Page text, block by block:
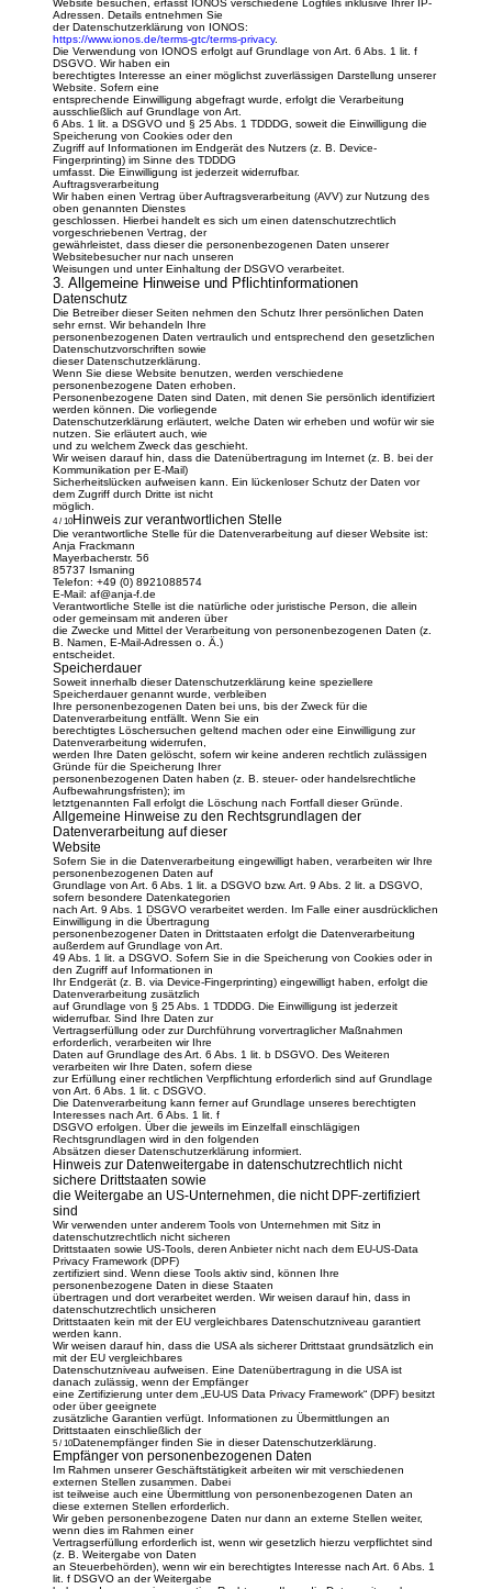
Website besuchen, erfasst IONOS verschiedene Logfiles inklusive Ihrer IP-
Adressen. Details entnehmen Sie
der Datenschutzerklärung von IONOS:
https://www.ionos.de/terms-gtc/terms-privacy.
Die Verwendung von IONOS erfolgt auf Grundlage von Art. 6 Abs. 1 lit. f
DSGVO. Wir haben ein
berechtigtes Interesse an einer möglichst zuverlässigen Darstellung unserer
Website. Sofern eine
entsprechende Einwilligung abgefragt wurde, erfolgt die Verarbeitung
ausschließlich auf Grundlage von Art.
6 Abs. 1 lit. a DSGVO und § 25 Abs. 1 TDDDG, soweit die Einwilligung die
Speicherung von Cookies oder den
Zugriff auf Informationen im Endgerät des Nutzers (z. B. Device-
Fingerprinting) im Sinne des TDDDG
umfasst. Die Einwilligung ist jederzeit widerrufbar.
Auftragsverarbeitung
Wir haben einen Vertrag über Auftragsverarbeitung (AVV) zur Nutzung des
oben genannten Dienstes
geschlossen. Hierbei handelt es sich um einen datenschutzrechtlich
vorgeschriebenen Vertrag, der
gewährleistet, dass dieser die personenbezogenen Daten unserer
Websitebesucher nur nach unseren
Weisungen und unter Einhaltung der DSGVO verarbeitet.
3. Allgemeine Hinweise und Pflichtinformationen
Datenschutz
Die Betreiber dieser Seiten nehmen den Schutz Ihrer persönlichen Daten
sehr ernst. Wir behandeln Ihre
personenbezogenen Daten vertraulich und entsprechend den gesetzlichen
Datenschutzvorschriften sowie
dieser Datenschutzerklärung.
Wenn Sie diese Website benutzen, werden verschiedene
personenbezogene Daten erhoben.
Personenbezogene Daten sind Daten, mit denen Sie persönlich identifiziert
werden können. Die vorliegende
Datenschutzerklärung erläutert, welche Daten wir erheben und wofür wir sie
nutzen. Sie erläutert auch, wie
und zu welchem Zweck das geschieht.
Wir weisen darauf hin, dass die Datenübertragung im Internet (z. B. bei der
Kommunikation per E-Mail)
Sicherheitslücken aufweisen kann. Ein lückenloser Schutz der Daten vor
dem Zugriff durch Dritte ist nicht
möglich.
4 / 10Hinweis zur verantwortlichen Stelle
Die verantwortliche Stelle für die Datenverarbeitung auf dieser Website ist:
Anja Frackmann
Mayerbacherstr. 56
85737 Ismaning
Telefon: +49 (0) 8921088574
E-Mail: af@anja-f.de
Verantwortliche Stelle ist die natürliche oder juristische Person, die allein
oder gemeinsam mit anderen über
die Zwecke und Mittel der Verarbeitung von personenbezogenen Daten (z.
B. Namen, E-Mail-Adressen o. Ä.)
entscheidet.
Speicherdauer
Soweit innerhalb dieser Datenschutzerklärung keine speziellere
Speicherdauer genannt wurde, verbleiben
Ihre personenbezogenen Daten bei uns, bis der Zweck für die
Datenverarbeitung entfällt. Wenn Sie ein
berechtigtes Löschersuchen geltend machen oder eine Einwilligung zur
Datenverarbeitung widerrufen,
werden Ihre Daten gelöscht, sofern wir keine anderen rechtlich zulässigen
Gründe für die Speicherung Ihrer
personenbezogenen Daten haben (z. B. steuer- oder handelsrechtliche
Aufbewahrungsfristen); im
letztgenannten Fall erfolgt die Löschung nach Fortfall dieser Gründe.
Allgemeine Hinweise zu den Rechtsgrundlagen der
Datenverarbeitung auf dieser
Website
Sofern Sie in die Datenverarbeitung eingewilligt haben, verarbeiten wir Ihre
personenbezogenen Daten auf
Grundlage von Art. 6 Abs. 1 lit. a DSGVO bzw. Art. 9 Abs. 2 lit. a DSGVO,
sofern besondere Datenkategorien
nach Art. 9 Abs. 1 DSGVO verarbeitet werden. Im Falle einer ausdrücklichen
Einwilligung in die Übertragung
personenbezogener Daten in Drittstaaten erfolgt die Datenverarbeitung
außerdem auf Grundlage von Art.
49 Abs. 1 lit. a DSGVO. Sofern Sie in die Speicherung von Cookies oder in
den Zugriff auf Informationen in
Ihr Endgerät (z. B. via Device-Fingerprinting) eingewilligt haben, erfolgt die
Datenverarbeitung zusätzlich
auf Grundlage von § 25 Abs. 1 TDDDG. Die Einwilligung ist jederzeit
widerrufbar. Sind Ihre Daten zur
Vertragserfüllung oder zur Durchführung vorvertraglicher Maßnahmen
erforderlich, verarbeiten wir Ihre
Daten auf Grundlage des Art. 6 Abs. 1 lit. b DSGVO. Des Weiteren
verarbeiten wir Ihre Daten, sofern diese
zur Erfüllung einer rechtlichen Verpflichtung erforderlich sind auf Grundlage
von Art. 6 Abs. 1 lit. c DSGVO.
Die Datenverarbeitung kann ferner auf Grundlage unseres berechtigten
Interesses nach Art. 6 Abs. 1 lit. f
DSGVO erfolgen. Über die jeweils im Einzelfall einschlägigen
Rechtsgrundlagen wird in den folgenden
Absätzen dieser Datenschutzerklärung informiert.
Hinweis zur Datenweitergabe in datenschutzrechtlich nicht
sichere Drittstaaten sowie
die Weitergabe an US-Unternehmen, die nicht DPF-zertifiziert
sind
Wir verwenden unter anderem Tools von Unternehmen mit Sitz in
datenschutzrechtlich nicht sicheren
Drittstaaten sowie US-Tools, deren Anbieter nicht nach dem EU-US-Data
Privacy Framework (DPF)
zertifiziert sind. Wenn diese Tools aktiv sind, können Ihre
personenbezogene Daten in diese Staaten
übertragen und dort verarbeitet werden. Wir weisen darauf hin, dass in
datenschutzrechtlich unsicheren
Drittstaaten kein mit der EU vergleichbares Datenschutzniveau garantiert
werden kann.
Wir weisen darauf hin, dass die USA als sicherer Drittstaat grundsätzlich ein
mit der EU vergleichbares
Datenschutzniveau aufweisen. Eine Datenübertragung in die USA ist
danach zulässig, wenn der Empfänger
eine Zertifizierung unter dem „EU-US Data Privacy Framework“ (DPF) besitzt
oder über geeignete
zusätzliche Garantien verfügt. Informationen zu Übermittlungen an
Drittstaaten einschließlich der
5 / 10Datenempfänger finden Sie in dieser Datenschutzerklärung.
Empfänger von personenbezogenen Daten
Im Rahmen unserer Geschäftstätigkeit arbeiten wir mit verschiedenen
externen Stellen zusammen. Dabei
ist teilweise auch eine Übermittlung von personenbezogenen Daten an
diese externen Stellen erforderlich.
Wir geben personenbezogene Daten nur dann an externe Stellen weiter,
wenn dies im Rahmen einer
Vertragserfüllung erforderlich ist, wenn wir gesetzlich hierzu verpflichtet sind
(z. B. Weitergabe von Daten
an Steuerbehörden), wenn wir ein berechtigtes Interesse nach Art. 6 Abs. 1
lit. f DSGVO an der Weitergabe